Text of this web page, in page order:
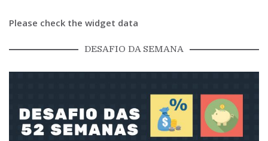
Please check the widget data
DESAFIO DA SEMANA